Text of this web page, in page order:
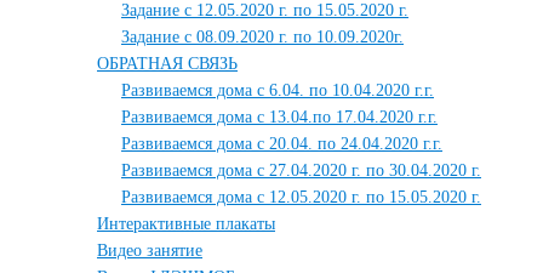
Задание с 12.05.2020 г. по 15.05.2020 г.
Задание с 08.09.2020 г. по 10.09.2020г.
ОБРАТНАЯ СВЯЗЬ
Развиваемся дома с 6.04. по 10.04.2020 г.г.
Развиваемся дома с 13.04.по 17.04.2020 г.г.
Развиваемся дома с 20.04. по 24.04.2020 г.г.
Развиваемся дома с 27.04.2020 г. по 30.04.2020 г.
Развиваемся дома с 12.05.2020 г. по 15.05.2020 г.
Интерактивные плакаты
Видео занятие